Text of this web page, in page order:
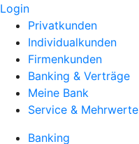
Login
Privatkunden
Individualkunden
Firmenkunden
Banking & Verträge
Meine Bank
Service & Mehrwerte
Banking